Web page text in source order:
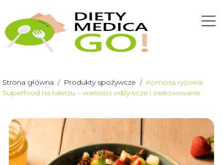
Strona główna / Produkty spożywcze / Komosa ryżowa:
Superfood na talerzu – wartości odżywcze i zastosowanie